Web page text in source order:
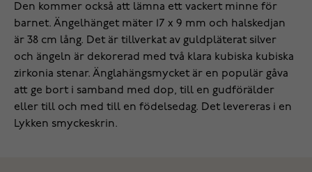
Den kommer också att lämna ett vackert minne för
barnet. Ängelhänget mäter 17 x 9 mm och halskedjan
är 38 cm lång. Det är tillverkat av guldpläterat silver
och ängeln är dekorerad med två klara kubiska kubiska
zirkonia stenar. Änglahängsmycket är en populär gåva
att ge bort i samband med dop, till en gudförälder
eller till och med till en födelsedag. Det levereras i en
Lykken smyckeskrin.